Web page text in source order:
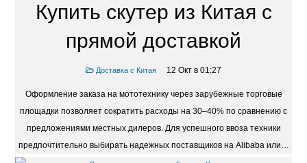
Купить скутер из Китая с
прямой доставкой
Доставка с Китая 12 Окт в 01:27
Оформление заказа на мототехнику через зарубежные торговые
площадки позволяет сократить расходы на 30–40% по сравнению с
предложениями местных дилеров. Для успешного ввоза техники
предпочтительно выбирать надежных поставщиков на Alibaba или…